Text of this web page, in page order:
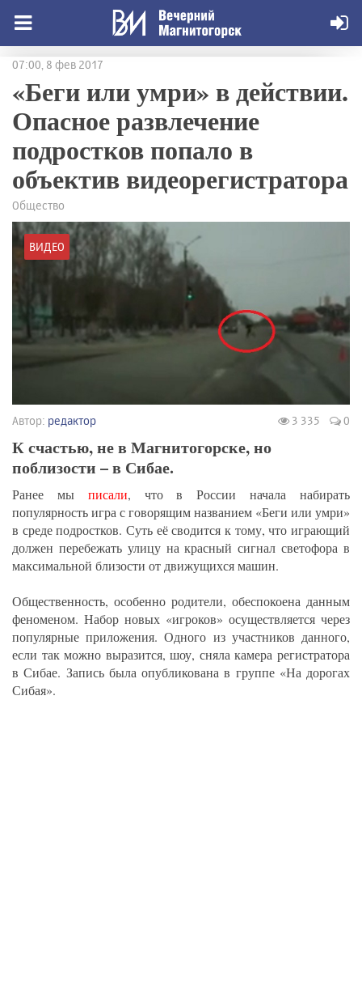
07:00, 8 фев 2017
«Беги или умри» в действии.
Опасное развлечение
подростков попало в
объектив видеорегистратора
Общество
ВИДЕО
Автор: редактор 3 335 0
К счастью, не в Магнитогорске, но
поблизости – в Сибае.
Ранее мы писали, что в России начала набирать
популярность игра с говорящим названием «Беги или умри»
в среде подростков. Суть её сводится к тому, что играющий
должен перебежать улицу на красный сигнал светофора в
максимальной близости от движущихся машин.
Общественность, особенно родители, обеспокоена данным
феноменом. Набор новых «игроков» осуществляется через
популярные приложения. Одного из участников данного,
если так можно выразится, шоу, сняла камера регистратора
в Сибае. Запись была опубликована в группе «На дорогах
Сибая».